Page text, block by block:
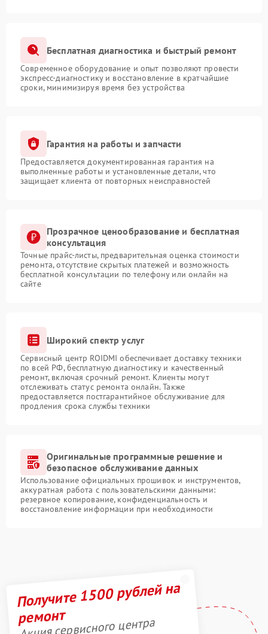
Бесплатная диагностика и быстрый ремонт
Современное оборудование и опыт позволяют провести
экспресс-диагностику и восстановление в кратчайшие
сроки, минимизируя время без устройства
Гарантия на работы и запчасти
Предоставляется документированная гарантия на
выполненные работы и установленные детали, что
защищает клиента от повторных неисправностей
Прозрачное ценообразование и бесплатная
консультация
Точные прайс-листы, предварительная оценка стоимости
ремонта, отсутствие скрытых платежей и возможность
бесплатной консультации по телефону или онлайн на
сайте
Широкий спектр услуг
Сервисный центр ROIDMI обеспечивает доставку техники
по всей РФ, бесплатную диагностику и качественный
ремонт, включая срочный ремонт. Клиенты могут
отслеживать статус ремонта онлайн. Также
предоставляется постгарантийное обслуживание для
продления срока службы техники
Оригинальные программные решение и
безопасное обслуживание данных
Использование официальных прошивок и инструментов,
аккуратная работа с пользовательскими данными:
резервное копирование, конфиденциальность и
восстановление информации при необходимости
Получите 1500 рублей на
ремонт
Акция сервисного центра